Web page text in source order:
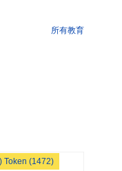
所有教育
Token (1472)